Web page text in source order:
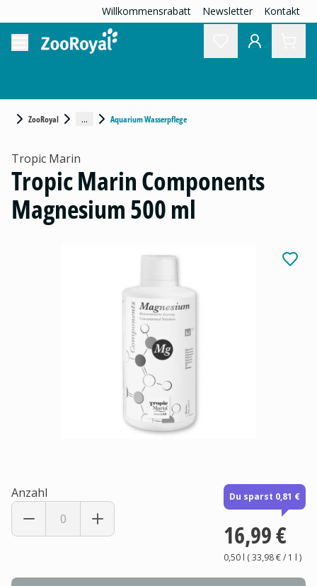
Willkommensrabatt Newsletter Kontakt
ZooRoyal ... Aquarium Wasserpflege
Tropic Marin
Tropic Marin Components
Magnesium 500 ml
Anzahl Du sparst 0,81 €
16,99 €
0,50 l (33,98 €/ 1 l )